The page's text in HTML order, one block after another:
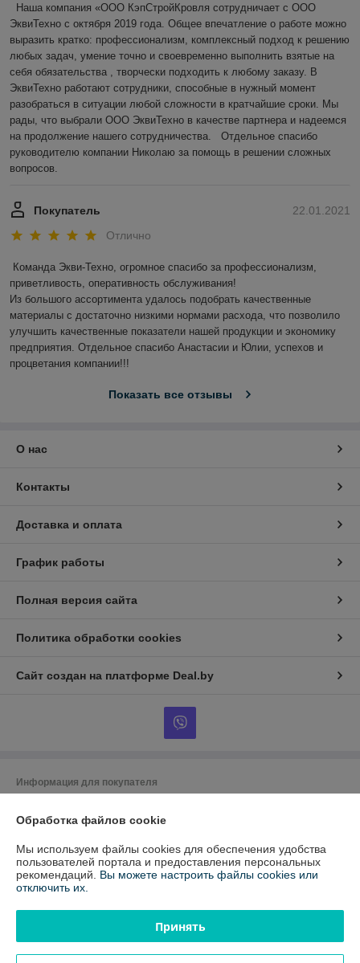
Наша компания «ООО КэпСтройКровля сотрудничает с ООО
ЭквиТехно с октября 2019 года. Общее впечатление о работе можно
выразить кратко: профессионализм, комплексный подход к решению
любых задач, умение точно и своевременно выполнить взятые на
себя обязательства , творчески подходить к любому заказу. В
ЭквиТехно работают сотрудники, способные в нужный момент
разобраться в ситуации любой сложности в кратчайшие сроки. Мы
рады, что выбрали ООО ЭквиТехно в качестве партнера и надеемся
на продолжение нашего сотрудничества.   Отдельное спасибо
руководителю компании Николаю за помощь в решении сложных
вопросов.
22.01.2021
Покупатель
Отлично
Команда Экви-Техно, огромное спасибо за профессионализм,
приветливость, оперативность обслуживания!
Из большого ассортимента удалось подобрать качественные
материалы с достаточно низкими нормами расхода, что позволило
улучшить качественные показатели нашей продукции и экономику
предприятия. Отдельное спасибо Анастасии и Юлии, успехов и
процветания компании!!!
Показать все отзывы
О нас
Контакты
Доставка и оплата
График работы
Полная версия сайта
Политика обработки cookies
Сайт создан на платформе Deal.by
Информация для покупателя
220024, г.Минск, ул. Бабушкина, 54, оф.1
Регистрационный номер ЕГР: 192317030
УНП: 192317030
Дата регистрации компании: 05.08.2014
Обработка файлов cookie
Мы используем файлы cookies для обеспечения удобства
пользователей портала и предоставления персональных
рекомендаций. Вы можете настроить файлы cookies или
отключить их.
Принять